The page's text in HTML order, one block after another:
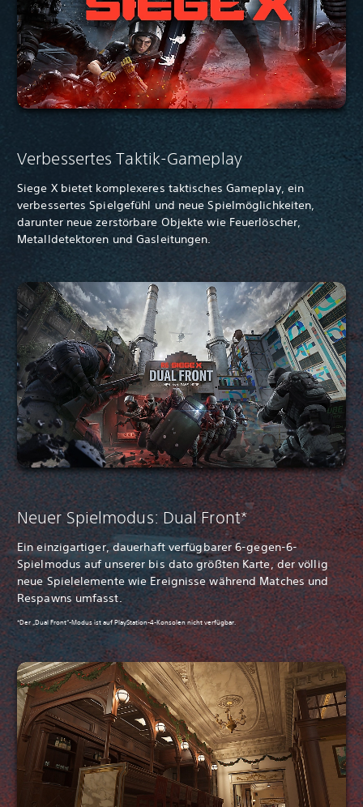
Verbessertes Taktik-Gameplay
Siege X bietet komplexeres taktisches Gameplay, ein
verbessertes Spielgefühl und neue Spielmöglichkeiten,
darunter neue zerstörbare Objekte wie Feuerlöscher,
Metalldetektoren und Gasleitungen.
Neuer Spielmodus: Dual Front*
Ein einzigartiger, dauerhaft verfügbarer 6-gegen-6-
Spielmodus auf unserer bis dato größten Karte, der völlig
neue Spielelemente wie Ereignisse während Matches und
Respawns umfasst.
*Der „Dual Front“-Modus ist auf PlayStation-4-Konsolen nicht verfügbar.